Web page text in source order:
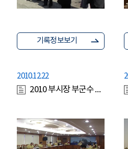
기록정보보기
2010.12.22
2010 부시장 부군수 영상회의